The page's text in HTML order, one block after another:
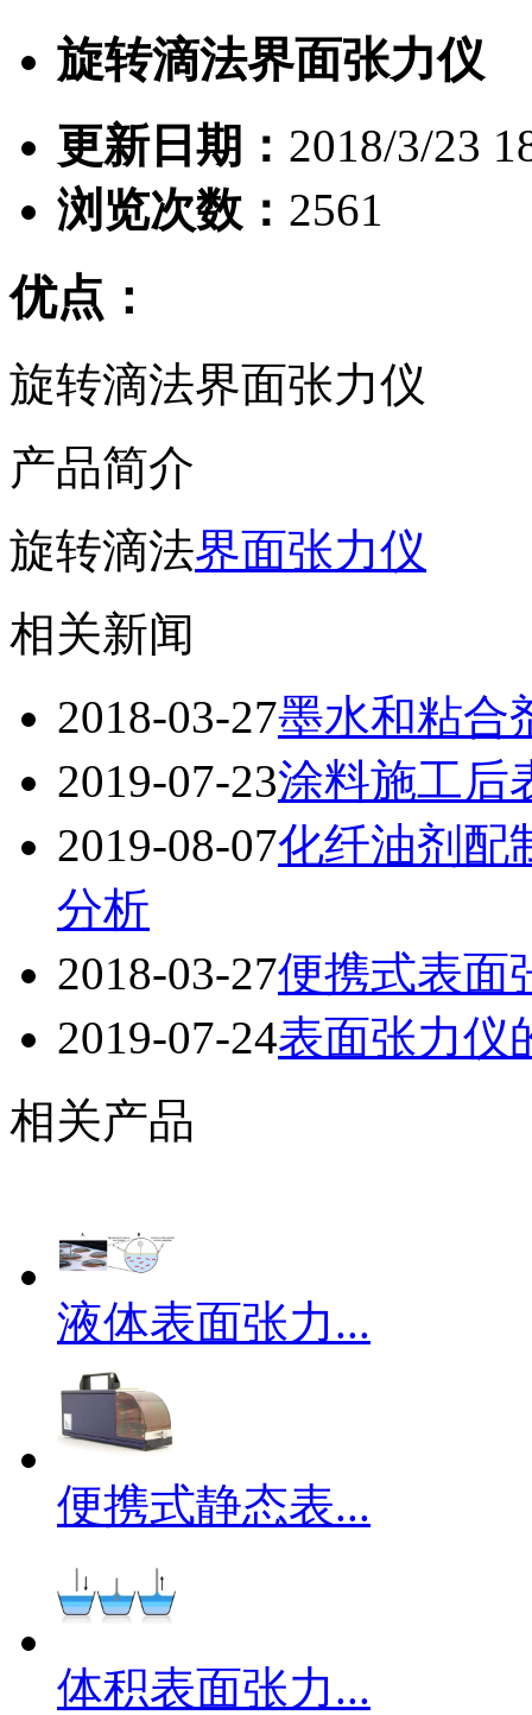
旋转滴法界面张力仪
更新日期： 2018/3/23
浏览次数： 2561
优点：
旋转滴法界面张力仪
产品简介
旋转滴法界面张力仪
相关新闻
2018-03-27墨水和粘合
2019-07-23涂料施工后
2019-08-07化纤油剂配
分析
2018-03-27便携式表面
2019-07-24表面张力仪
相关产品
液体表面张力...
便携式静态表...
体积表面张力...